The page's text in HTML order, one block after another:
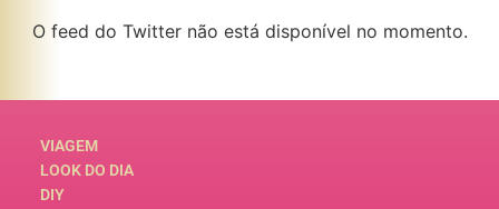
O feed do Twitter não está disponível no momento.
VIAGEM
LOOK DO DIA
DIY